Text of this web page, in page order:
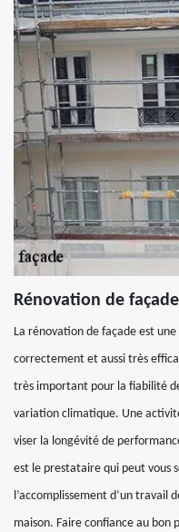
Rénovation de façade
La rénovation de façade est
correctement et aussi très
très important pour la fiabilité
variation climatique. Une
viser la longévité de
est le prestataire qui peut vous
l’accomplissement d’un travail
maison. Faire confiance au